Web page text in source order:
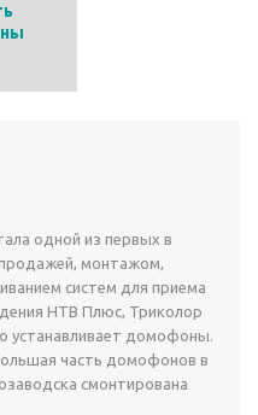
одной из первых в
продажей, монтажом,
систем для приема
НТВ Плюс, Триколор
устанавливает домофоны.
часть домофонов в
смонтирована